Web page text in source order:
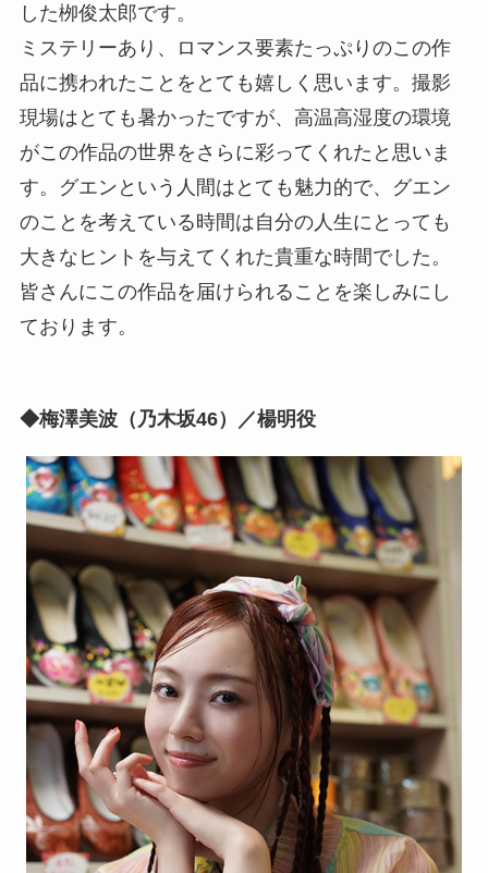
した栁俊太郎です。
ミステリーあり、ロマンス要素たっぷりのこの作
品に携われたことをとても嬉しく思います。撮影
現場はとても暑かったですが、高温高湿度の環境
がこの作品の世界をさらに彩ってくれたと思いま
す。グエンという人間はとても魅力的で、グエン
のことを考えている時間は自分の人生にとっても
大きなヒントを与えてくれた貴重な時間でした。
皆さんにこの作品を届けられることを楽しみにし
ております。
◆梅澤美波（乃木坂46）／楊明役